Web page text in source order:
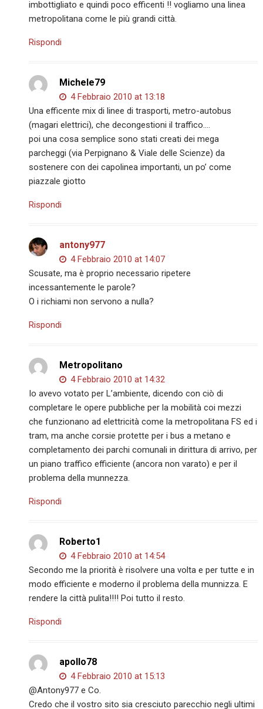
imbottigliato e quindi poco efficenti !! vogliamo una linea
metropolitana come le più grandi città.
Rispondi
Michele79
4 Febbraio 2010 at 13:18
Una efficente mix di linee di trasporti, metro-autobus
(magari elettrici), che decongestioni il traffico….
poi una cosa semplice sono stati creati dei mega
parcheggi (via Perpignano & Viale delle Scienze) da
sostenere con dei capolinea importanti, un po’ come
piazzale giotto
Rispondi
antony977
4 Febbraio 2010 at 14:07
Scusate, ma è proprio necessario ripetere
incessantemente le parole?
O i richiami non servono a nulla?
Rispondi
Metropolitano
4 Febbraio 2010 at 14:32
Io avevo votato per L’ambiente, dicendo con ciò di
completare le opere pubbliche per la mobilità coi mezzi
che funzionano ad elettricità come la metropolitana FS ed i
tram, ma anche corsie protette per i bus a metano e
completamento dei parchi comunali in dirittura di arrivo, per
un piano traffico efficiente (ancora non varato) e per il
problema della munnezza.
Rispondi
Roberto1
4 Febbraio 2010 at 14:54
Secondo me la priorità è risolvere una volta e per tutte e in
modo efficiente e moderno il problema della munnizza. E
rendere la città pulita!!!! Poi tutto il resto.
Rispondi
apollo78
4 Febbraio 2010 at 15:13
@Antony977 e Co.
Credo che il vostro sito sia cresciuto parecchio negli ultimi